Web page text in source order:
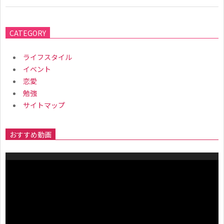
12-
28CATEGORY
ライフスタイル
イベント
恋愛
勉強
サイトマップ
おすすめ動画
動